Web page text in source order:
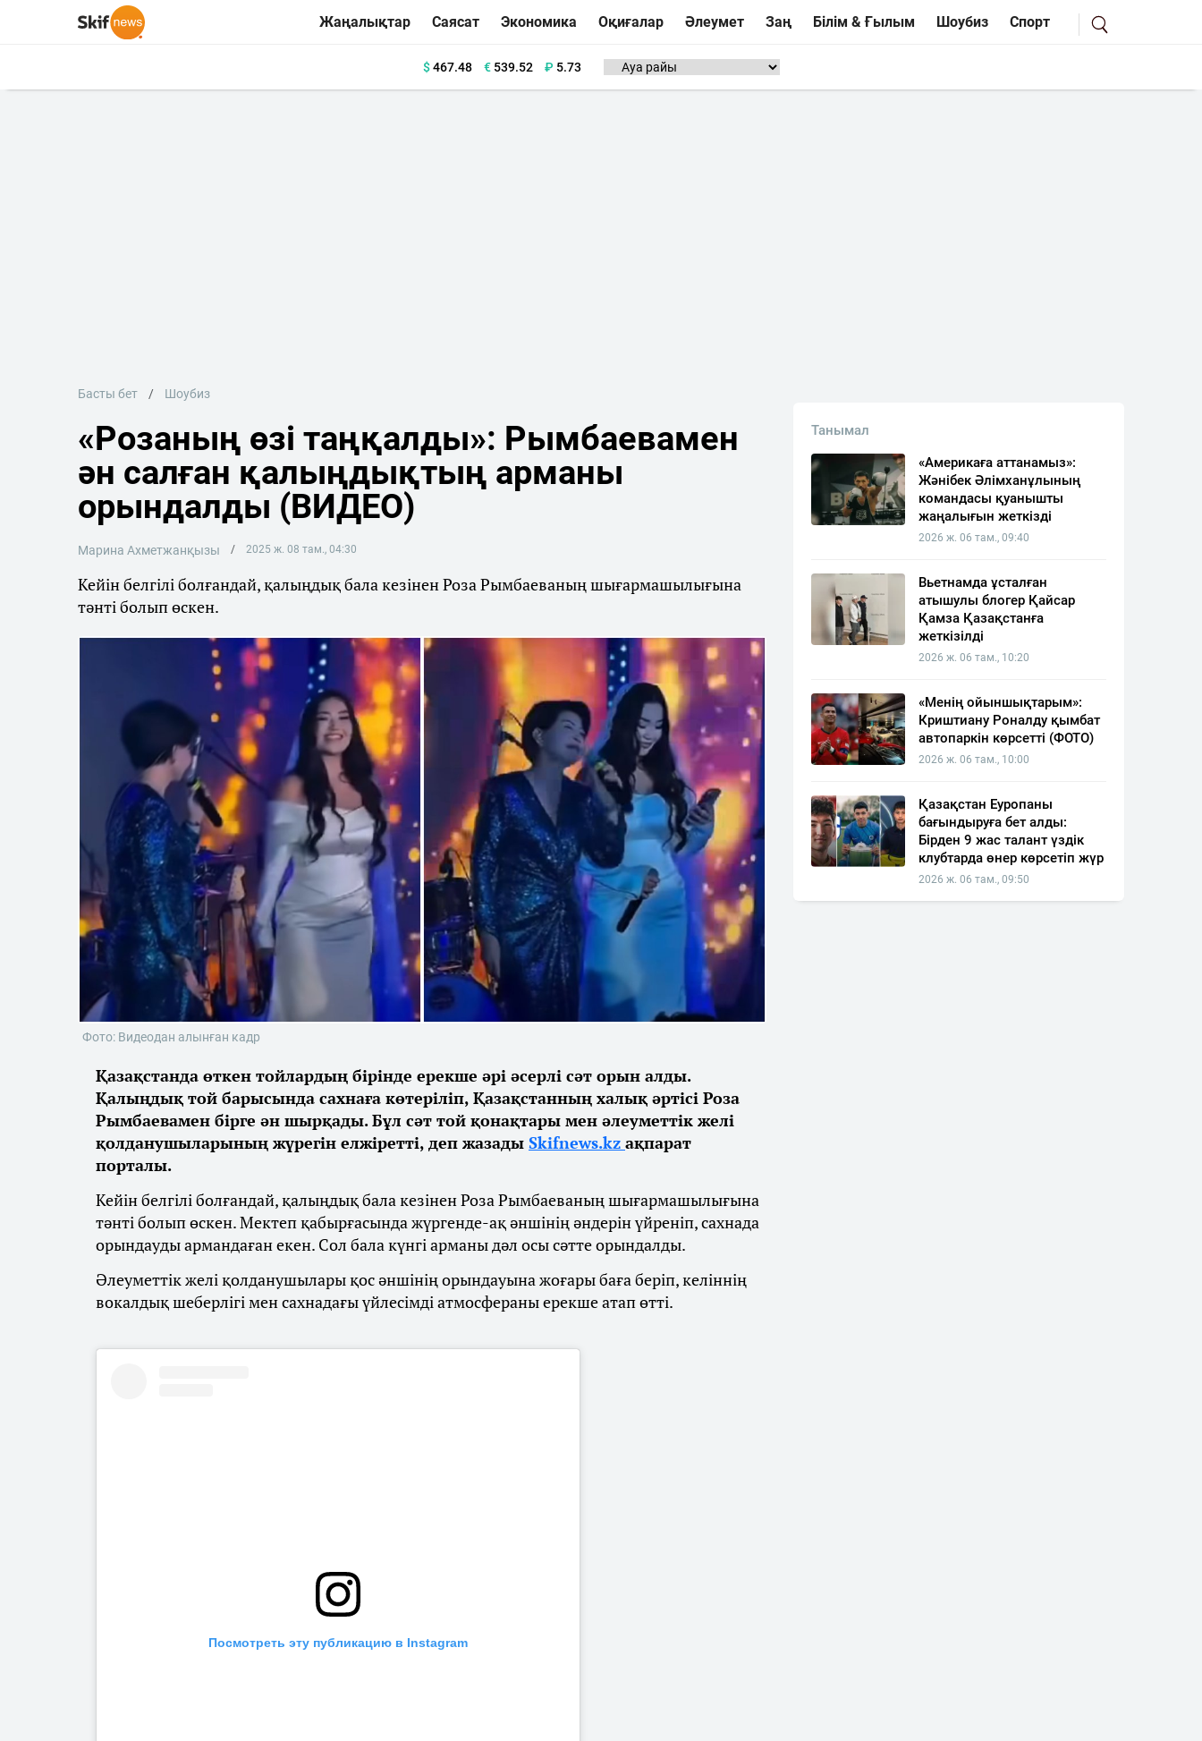
Жаңалықтар Саясат Экономика Оқиғалар Әлеумет Заң Білім & Ғылым Шоубиз Спорт
$467.48 €539.52 ₽ 5.73
Басты бет Шоубиз
«Розаның өзі таңқалды»: Рымбаевамен
ән салған қалыңдықтың арманы
орындалды (ВИДЕО)
Марина Ахметжанқызы 2025 ж. 08 там., 04:30
Кейін белгілі болғандай, қалыңдық бала кезінен Роза Рымбаеваның шығармашылығына
тәнті болып өскен.
Фото: Видеодан алынған кадр
Қазақстанда өткен тойлардың бірінде ерекше әрі әсерлі сәт орын алды.
Қалыңдық той барысында сахнаға көтеріліп, Қазақстанның халық әртісі Роза
Рымбаевамен бірге ән шырқады. Бұл сәт той қонақтары мен әлеуметтік желі
қолданушыларының жүрегін елжіретті, деп жазады Skifnews.kz ақпарат
порталы.
Кейін белгілі болғандай, қалыңдық бала кезінен Роза Рымбаеваның шығармашылығына
тәнті болып өскен. Мектеп қабырғасында жүргенде-ақ әншінің әндерін үйреніп, сахнада
орындауды армандаған екен. Сол бала күнгі арманы дәл осы сәтте орындалды.
Әлеуметтік желі қолданушылары қос әншінің орындауына жоғары баға беріп, келіннің
вокалдық шеберлігі мен сахнадағы үйлесімді атмосфераны ерекше атап өтті.
Посмотреть эту публикацию в Instagram
Танымал
«Америкаға аттанамыз»:
Жәнібек Әлімханұлының
командасы қуанышты
жаңалығын жеткізді
2026 ж. 06 там., 09:40
Вьетнамда ұсталған
атышулы блогер Қайсар
Қамза Қазақстанға
жеткізілді
2026 ж. 06 там., 10:20
«Менің ойыншықтарым»:
Криштиану Роналду қымбат
автопаркін көрсетті (ФОТО)
2026 ж. 06 там., 10:00
Қазақстан Еуропаны
бағындыруға бет алды:
Бірден 9 жас талант үздік
клубтарда өнер көрсетіп жүр
2026 ж. 06 там., 09:50